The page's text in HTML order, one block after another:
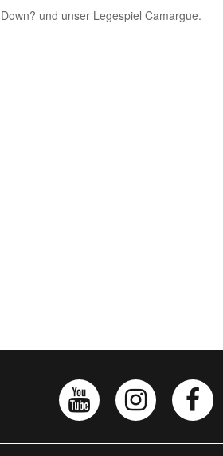
Down? und unser Legespiel Camargue.